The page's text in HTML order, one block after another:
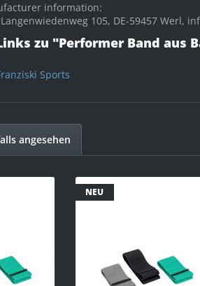
information:
105, DE-59457 Werl,
zu "Performer Band aus
Sports
angesehen
NEU